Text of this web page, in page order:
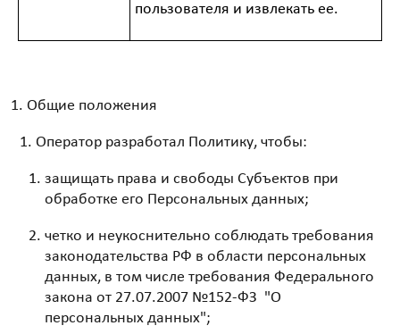
пользователя и извлекать ее.
Общие положения
Оператор разработал Политику, чтобы:
защищать права и свободы Субъектов при
обработке его Персональных данных;
четко и неукоснительно соблюдать требования
законодательства РФ в области персональных
данных, в том числе требования Федерального
закона от 27.07.2007 №152-ФЗ "О
персональных данных";